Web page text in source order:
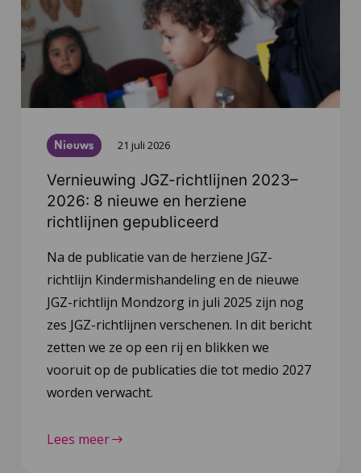
Nieuws 21 juli 2026
Vernieuwing JGZ-richtlijnen 2023–
2026: 8 nieuwe en herziene
richtlijnen gepubliceerd
Na de publicatie van de herziene JGZ-
richtlijn Kindermishandeling en de nieuwe
JGZ-richtlijn Mondzorg in juli 2025 zijn nog
zes JGZ-richtlijnen verschenen. In dit bericht
zetten we ze op een rij en blikken we
vooruit op de publicaties die tot medio 2027
worden verwacht.
Lees meer